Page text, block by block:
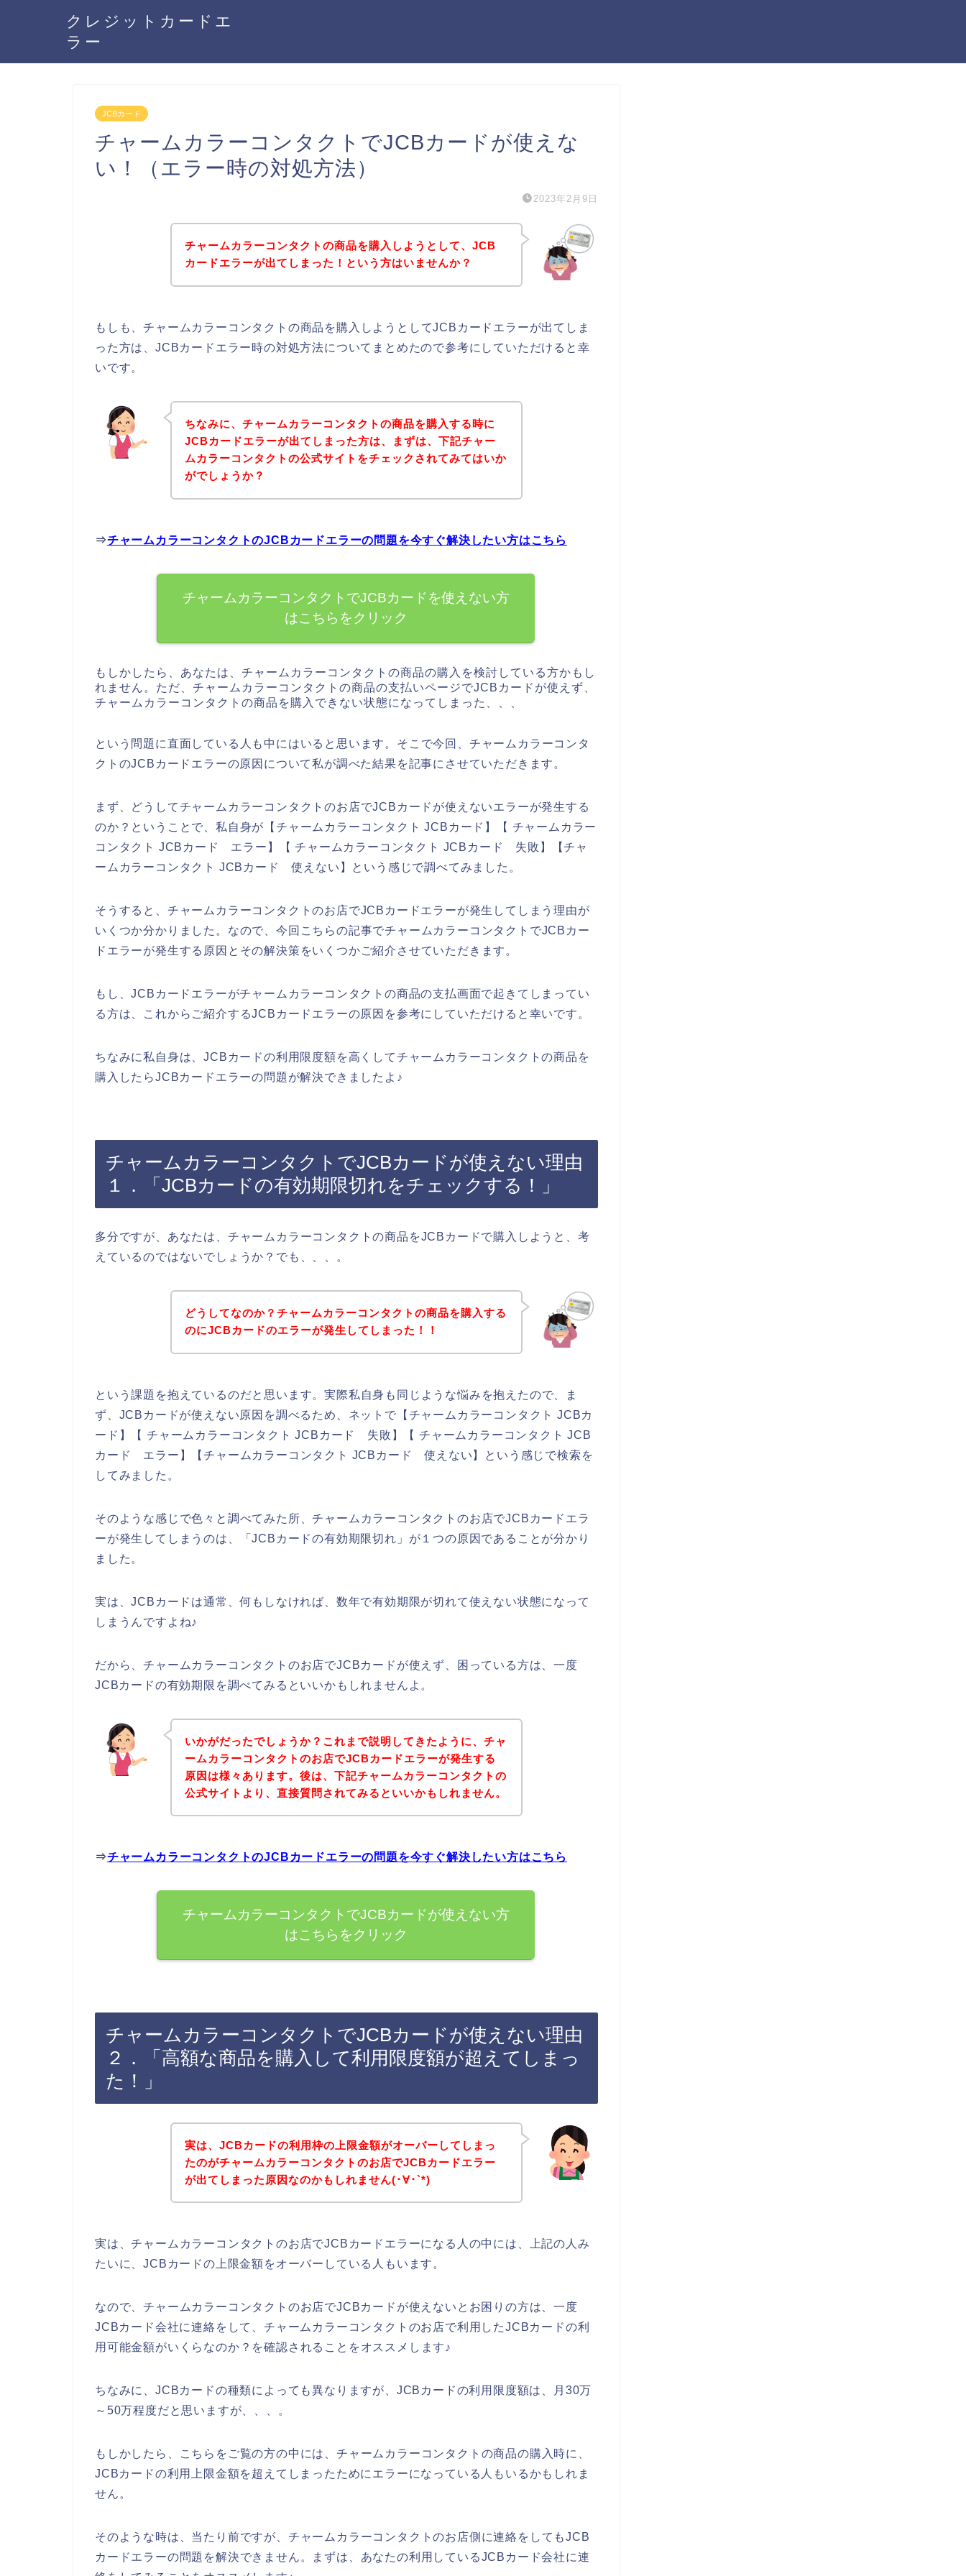
クレジットカードエ
ラー
JCBカード
チャームカラーコンタクトでJCBカードが使えな
い！（エラー時の対処方法）
2023年2月9日
チャームカラーコンタクトの商品を購入しようとして、JCB
カードエラーが出てしまった！という方はいませんか？
もしも、チャームカラーコンタクトの商品を購入しようとしてJCBカードエラーが出てしま
った方は、JCBカードエラー時の対処方法についてまとめたので参考にしていただけると幸
いです。
ちなみに、チャームカラーコンタクトの商品を購入する時に
JCBカードエラーが出てしまった方は、まずは、下記チャー
ムカラーコンタクトの公式サイトをチェックされてみてはいか
がでしょうか？
⇒チャームカラーコンタクトのJCBカードエラーの問題を今すぐ解決したい方はこちら
チャームカラーコンタクトでJCBカードを使えない方
はこちらをクリック
もしかしたら、あなたは、チャームカラーコンタクトの商品の購入を検討している方かもし
れません。ただ、チャームカラーコンタクトの商品の支払いページでJCBカードが使えず、
チャームカラーコンタクトの商品を購入できない状態になってしまった、、、
という問題に直面している人も中にはいると思います。そこで今回、チャームカラーコンタ
クトのJCBカードエラーの原因について私が調べた結果を記事にさせていただきます。
まず、どうしてチャームカラーコンタクトのお店でJCBカードが使えないエラーが発生する
のか？ということで、私自身が【チャームカラーコンタクト JCBカード】【 チャームカラー
コンタクト JCBカード エラー】【 チャームカラーコンタクト JCBカード 失敗】【チャ
ームカラーコンタクト JCBカード 使えない】という感じで調べてみました。
そうすると、チャームカラーコンタクトのお店でJCBカードエラーが発生してしまう理由が
いくつか分かりました。なので、今回こちらの記事でチャームカラーコンタクトでJCBカー
ドエラーが発生する原因とその解決策をいくつかご紹介させていただきます。
もし、JCBカードエラーがチャームカラーコンタクトの商品の支払画面で起きてしまってい
る方は、これからご紹介するJCBカードエラーの原因を参考にしていただけると幸いです。
ちなみに私自身は、JCBカードの利用限度額を高くしてチャームカラーコンタクトの商品を
購入したらJCBカードエラーの問題が解決できましたよ♪
チャームカラーコンタクトでJCBカードが使えない理由
１．「JCBカードの有効期限切れをチェックする！」
多分ですが、あなたは、チャームカラーコンタクトの商品をJCBカードで購入しようと、考
えているのではないでしょうか？でも、、、。
どうしてなのか？チャームカラーコンタクトの商品を購入する
のにJCBカードのエラーが発生してしまった！！
という課題を抱えているのだと思います。実際私自身も同じような悩みを抱えたので、ま
ず、JCBカードが使えない原因を調べるため、ネットで【チャームカラーコンタクト JCBカ
ード】【 チャームカラーコンタクト JCBカード 失敗】【 チャームカラーコンタクト JCB
カード エラー】【チャームカラーコンタクト JCBカード 使えない】という感じで検索を
してみました。
そのような感じで色々と調べてみた所、チャームカラーコンタクトのお店でJCBカードエラ
ーが発生してしまうのは、「JCBカードの有効期限切れ」が１つの原因であることが分かり
ました。
実は、JCBカードは通常、何もしなければ、数年で有効期限が切れて使えない状態になって
しまうんですよね♪
だから、チャームカラーコンタクトのお店でJCBカードが使えず、困っている方は、一度
JCBカードの有効期限を調べてみるといいかもしれませんよ。
いかがだったでしょうか？これまで説明してきたように、チャ
ームカラーコンタクトのお店でJCBカードエラーが発生する
原因は様々あります。後は、下記チャームカラーコンタクトの
公式サイトより、直接質問されてみるといいかもしれません。
⇒チャームカラーコンタクトのJCBカードエラーの問題を今すぐ解決したい方はこちら
チャームカラーコンタクトでJCBカードが使えない方
はこちらをクリック
チャームカラーコンタクトでJCBカードが使えない理由
２．「高額な商品を購入して利用限度額が超えてしまっ
た！」
実は、JCBカードの利用枠の上限金額がオーバーしてしまっ
たのがチャームカラーコンタクトのお店でJCBカードエラー
が出てしまった原因なのかもしれません(･∀･`*)
実は、チャームカラーコンタクトのお店でJCBカードエラーになる人の中には、上記の人み
たいに、JCBカードの上限金額をオーバーしている人もいます。
なので、チャームカラーコンタクトのお店でJCBカードが使えないとお困りの方は、一度
JCBカード会社に連絡をして、チャームカラーコンタクトのお店で利用したJCBカードの利
用可能金額がいくらなのか？を確認されることをオススメします♪
ちなみに、JCBカードの種類によっても異なりますが、JCBカードの利用限度額は、月30万
～50万程度だと思いますが、、、。
もしかしたら、こちらをご覧の方の中には、チャームカラーコンタクトの商品の購入時に、
JCBカードの利用上限金額を超えてしまったためにエラーになっている人もいるかもしれま
せん。
そのような時は、当たり前ですが、チャームカラーコンタクトのお店側に連絡をしてもJCB
カードエラーの問題を解決できません。まずは、あなたの利用しているJCBカード会社に連